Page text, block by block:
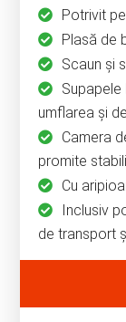
Potrivit
Plasă de
Scaun și
umflarea și
Camera
promite
Cu
Inclusiv
de transport